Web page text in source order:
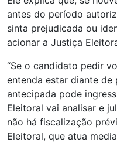
antes do período
sinta prejudicada ou
acionar a Justiça
“Se o candidato pedir
entenda estar diante de
antecipada pode
Eleitoral vai analisar e
não há fiscalização
Eleitoral, que atua